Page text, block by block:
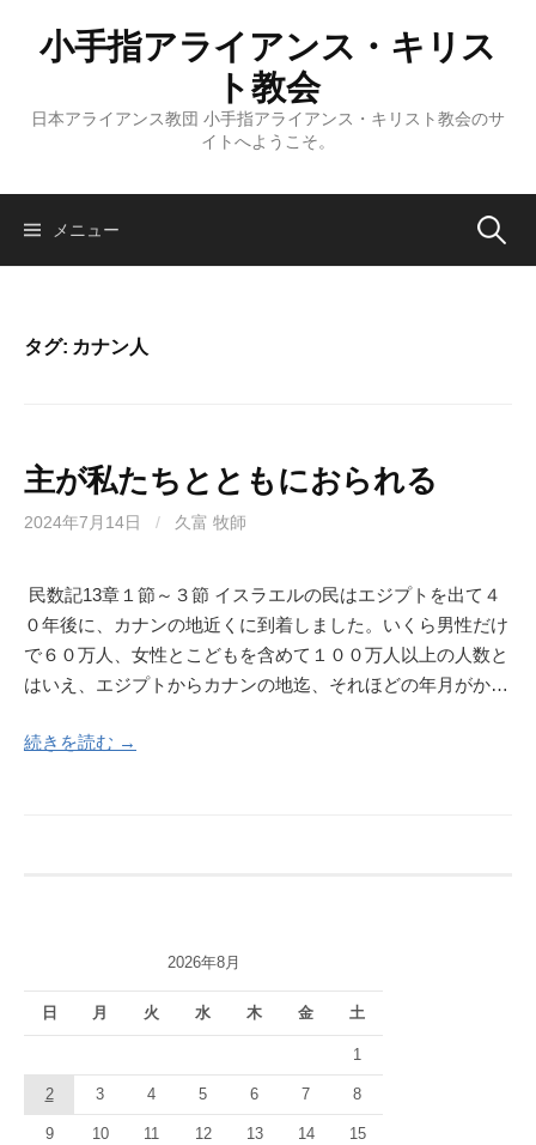
ス
小手指アライアンス・キリス
ト教会
日本アライアンス教団 小手指アライアンス・キリスト教会のサ
イトへようこそ。
メニュー 検
タグ: カナン人
主が私たちとともにおられる
2024年7月14日 / 久富 牧師
民数記13章１節～３節 イスラエルの民はエジプトを出て４
０年後に、カナンの地近くに到着しました。いくら男性だけ
で６０万人、女性とこどもを含めて１００万人以上の人数と
はいえ、エジプトからカナンの地迄、それほどの年月がか…
続きを読む →
2026年8月
日 月 火 水 木 金 土
1
2 3 4 5 6 7 8
9 10 11 12 13 14 15